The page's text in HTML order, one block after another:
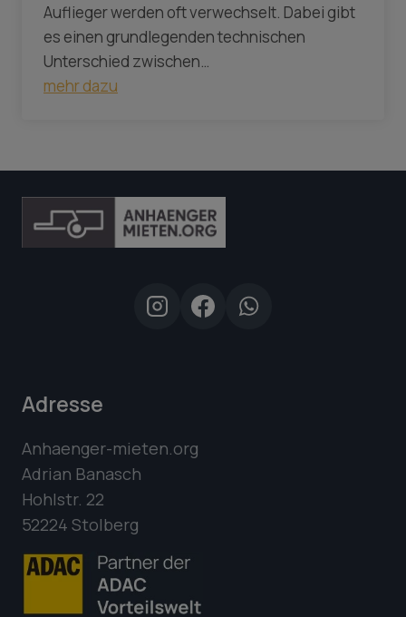
Auflieger werden oft verwechselt. Dabei gibt
es einen grundlegenden technischen
Unterschied zwischen…
mehr dazu
Adresse
Anhaenger-mieten.org
Adrian Banasch
Hohlstr. 22
52224 Stolberg